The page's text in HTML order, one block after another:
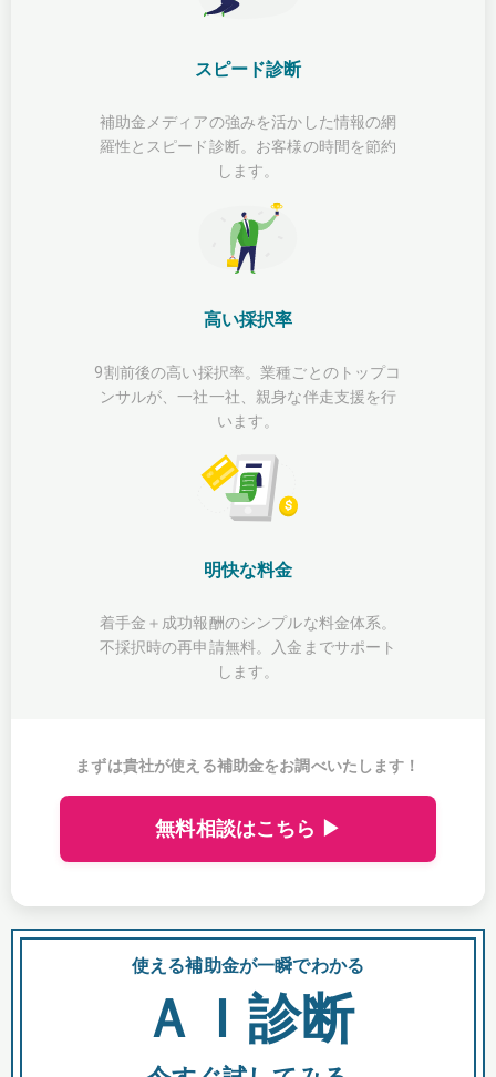
スピード診断
補助金メディアの強みを活かした情報の網
羅性とスピード診断。お客様の時間を節約
します。
高い採択率
9割前後の高い採択率。業種ごとのトップコ
ンサルが、一社一社、親身な伴走支援を行
います。
明快な料金
着手金＋成功報酬のシンプルな料金体系。
不採択時の再申請無料。入金までサポート
します。
まずは貴社が使える補助金をお調べいたします！
無料相談はこちら ▶
使える補助金が一瞬でわかる
ＡＩ診断